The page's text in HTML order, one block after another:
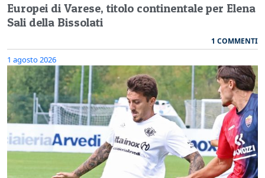
Europei di Varese, titolo continentale per Elena
Sali della Bissolati
1 COMMENTI
1 agosto 2026